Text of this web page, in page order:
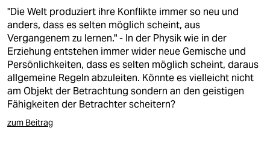
"Die Welt produziert ihre Konflikte immer so neu und
anders, dass es selten möglich scheint, aus
Vergangenem zu lernen." - In der Physik wie in der
Erziehung entstehen immer wider neue Gemische und
Persönlichkeiten, dass es selten möglich scheint, daraus
allgemeine Regeln abzuleiten. Könnte es vielleicht nicht
am Objekt der Betrachtung sondern an den geistigen
Fähigkeiten der Betrachter scheitern?
zum Beitrag